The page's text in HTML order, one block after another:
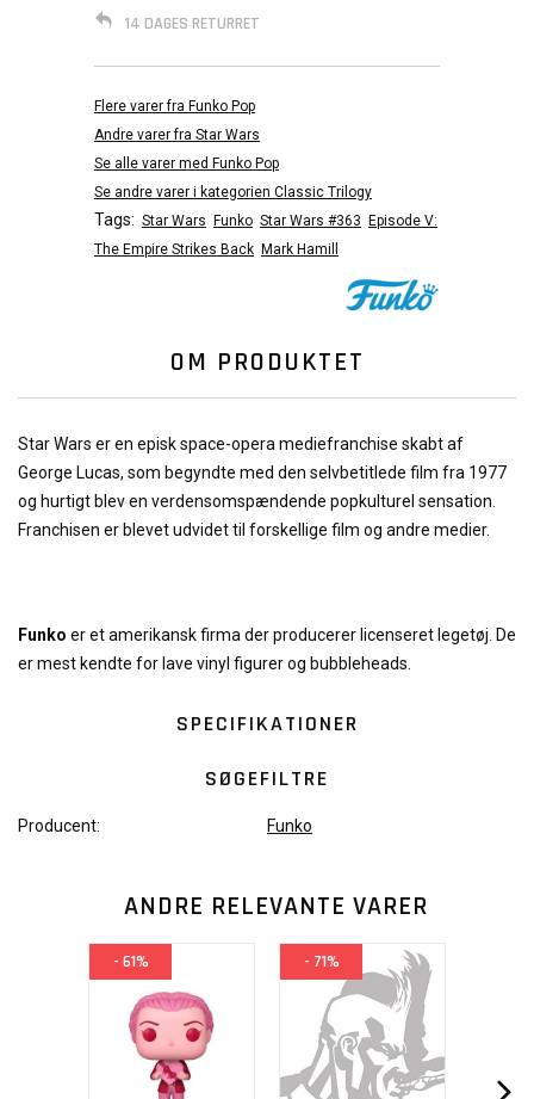
14 DAGES RETURRET
Flere varer fra Funko Pop
Andre varer fra Star Wars
Se alle varer med Funko Pop
Se andre varer i kategorien Classic Trilogy
Tags: Star Wars Funko Star Wars #363
Episode V:
The Empire Strikes Back Mark Hamill
OM PRODUKTET
Star Wars er en episk space-opera mediefranchise skabt af
George Lucas, som begyndte med den selvbetitlede film fra 1977
og hurtigt blev en verdensomspændende popkulturel sensation.
Franchisen er blevet udvidet til forskellige film og andre medier.
Funko er et amerikansk firma der producerer licenseret legetøj. De
er mest kendte for lave vinyl figurer og bubbleheads.
SPECIFIKATIONER
SØGEFILTRE
Producent: Funko
ANDRE RELEVANTE VARER
- 61% - 71%